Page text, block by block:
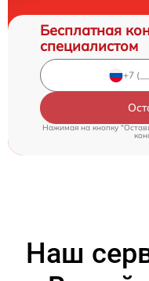
Бесплатная
специалистом
Нажимая на кнопку
Наш